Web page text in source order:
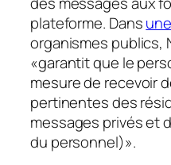
plateforme. Dans
organismes publics,
«garantit que le
mesure de recevoir
pertinentes des
messages privés et
du personnel)».